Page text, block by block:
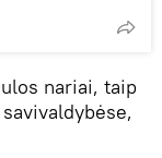
nariai, taip